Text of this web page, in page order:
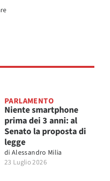
PARLAMENTO
Niente smartphone
prima dei 3 anni: al
Senato la proposta di
legge
di Alessandro Milia
23 Luglio 2026